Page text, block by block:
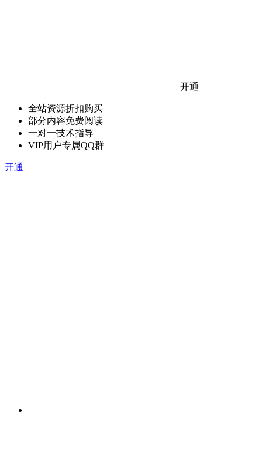
开通
全站资源折扣购买
部分内容免费阅读
一对一技术指导
VIP用户专属QQ群
开通